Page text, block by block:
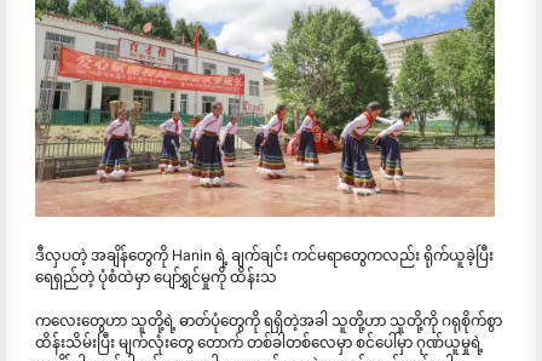
ဒီလှပတဲ့ အချိန်တွေကို Hanin ရဲ့ ချက်ချင်း ကင်မရာတွေကလည်း ရိုက်ယူခဲ့ပြီး
ရေရှည်တဲ့ ပုံစံထဲမှာ ပျော်ရွှင်မှုကို ထိန်းသ
ကလေးတွေဟာ သူတို့ရဲ့ ဓာတ်ပုံတွေကို ရရှိတဲ့အခါ သူတို့ဟာ သူတို့ကို ဂရုစိုက်စွာ
ထိန်းသိမ်းပြီး မျက်လုံးတွေ တောက် တစ်ခါတစ်လေမှာ စင်ပေါ်မှာ ဂုဏ်ယူမှုရဲ့